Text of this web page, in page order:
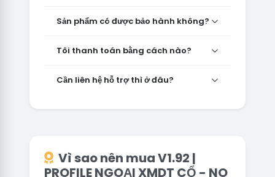
Sản phẩm có được bảo hành không?
Tôi thanh toán bằng cách nào?
Cần liên hệ hỗ trợ thì ở đâu?
Vì sao nên mua V1.92 |
PROFILE NGOẠI XMDT CỔ - NO